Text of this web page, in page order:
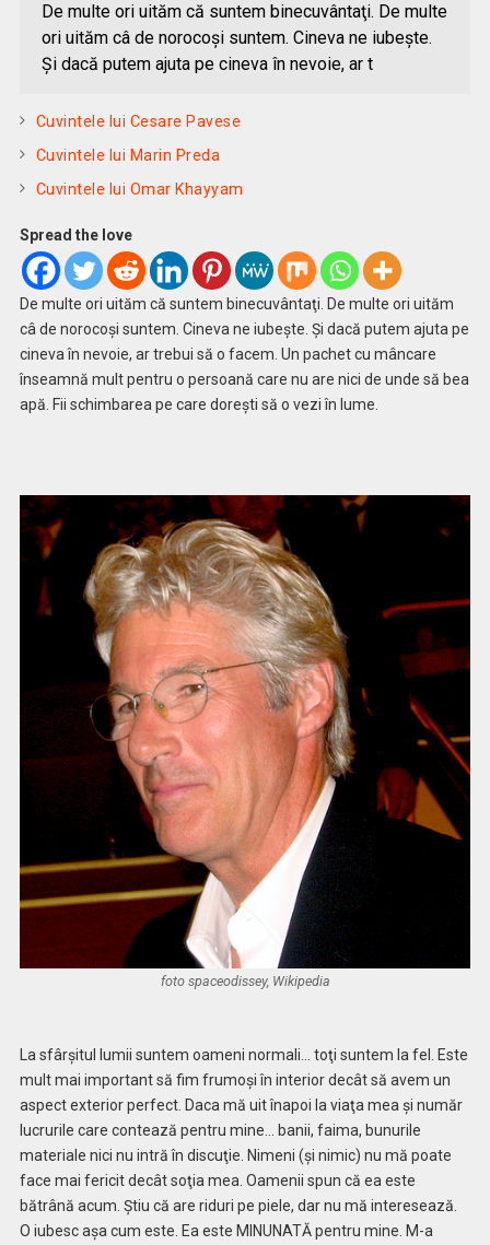
De multe ori uităm că suntem binecuvântaţi. De multe
ori uităm câ de norocoşi suntem. Cineva ne iubeşte.
Şi dacă putem ajuta pe cineva în nevoie, ar t
Cuvintele lui Cesare Pavese
Cuvintele lui Marin Preda
Cuvintele lui Omar Khayyam
Spread the love
De multe ori uităm că suntem binecuvântaţi. De multe ori uităm
câ de norocoşi suntem. Cineva ne iubeşte. Şi dacă putem ajuta pe
cineva în nevoie, ar trebui să o facem. Un pachet cu mâncare
înseamnă mult pentru o persoană care nu are nici de unde să bea
apă. Fii schimbarea pe care doreşti să o vezi în lume.
foto spaceodissey, Wikipedia
La sfârşitul lumii suntem oameni normali… toţi suntem la fel. Este
mult mai important să fim frumoşi în interior decât să avem un
aspect exterior perfect. Daca mă uit înapoi la viaţa mea şi număr
lucrurile care contează pentru mine… banii, faima, bunurile
materiale nici nu intră în discuţie. Nimeni (şi nimic) nu mă poate
face mai fericit decât soţia mea. Oamenii spun că ea este
bătrână acum. Ştiu că are riduri pe piele, dar nu mă interesează.
O iubesc aşa cum este. Ea este MINUNATĂ pentru mine. M-a